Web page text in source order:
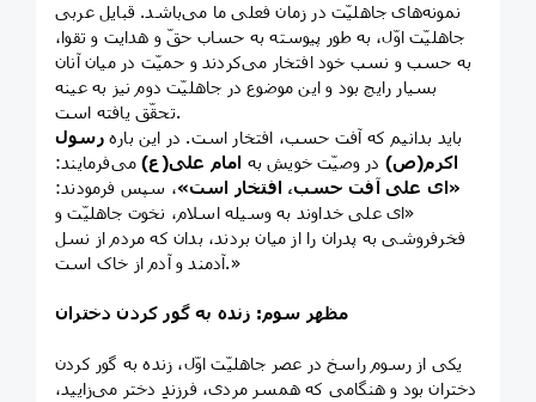
نمونه‌های جاهلیّت در زمان فعلی ما می‌باشد. قبایل عربی
جاهلیّت اوّل، به طور پیوسته به حساب حقّ و هدایت و تقوا،
به حسب و نسب خود افتخار می‌کردند و حمیّت در میان آنان
بسیار رایج بود و این موضوع در جاهلیّت دوم نیز به عینه
تحقّق یافته است.
باید بدانیم که آفت حسب، افتخار است. در این بارهرسول
اکرم(ص) در وصیّت خویش به امام علی(ع)می‌فرمایند:
«ای علی آفت حسب، افتخار است»، سپس فرمودند:
«ای علی خداوند به وسیله اسلام، نخوت جاهلیّت و
فخرفروشی به پدران را از میان بردند، بدان که مردم از نسل
آدمند و آدم از خاک است.»
مظهر سوم: زنده به گور کردن دختران
یکی از رسوم راسخ در عصر جاهلیّت اوّل، زنده به گور کردن
دختران بود و هنگامی که همسر مردی، فرزندِ دختر می‌زایید،